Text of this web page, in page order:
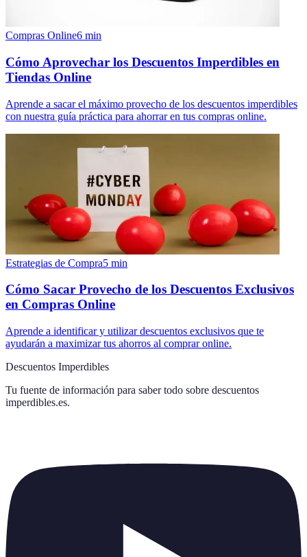
Compras Online6 min
Cómo Aprovechar los Descuentos Imperdibles en
Tiendas Online
Aprende a sacar el máximo provecho de los descuentos imperdibles
con nuestra guía práctica para ahorrar en tus compras online.
Estrategias de Compra5 min
Cómo Sacar Provecho de los Descuentos Exclusivos
en Compras Online
Aprende a identificar y utilizar descuentos exclusivos que te
ayudarán a maximizar tus ahorros al comprar online.
Descuentos Imperdibles
Tu fuente de información para saber todo sobre descuentos
imperdibles.es.